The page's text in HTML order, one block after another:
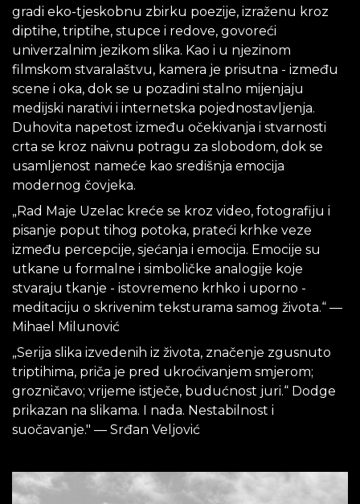
gradi eko-tjeskobnu zbirku poezije, izraženu kroz
diptihe, triptihe, stupce i redove, govoreći
univerzalnim jezikom slika. Kao i u njezinom
filmskom stvaralaštvu, kamera je prisutna - između
scene i oka, dok se u pozadini stalno mijenjaju
medijski narativi i internetska pojednostavljenja.
Duhovita napetost između očekivanja i stvarnosti
crta se kroz naivnu potragu za slobodom, dok se
usamljenost nameće kao središnja emocija
modernog čovjeka.
„Rad Maje Uzelac kreće se kroz video, fotografiju i
pisanje poput tihog potoka, prateći krhke veze
između percepcije, sjećanja i emocija. Emocije su
utkane u formalne i simboličke analogije koje
stvaraju tkanje - istovremeno krhko i uporno -
meditaciju o skrivenim teksturama samog života.“ —
Mihael Milunović
„Serija slika izvedenih iz života, značenje zgusnuto
triptihima, priča je pred ukroćivanjem smjerom;
grozničavo; vrijeme istječe, budućnost juri.“ Dodge
prikazan na slikama. I nada. Nestabilnost i
suočavanje." — Srđan Veljović